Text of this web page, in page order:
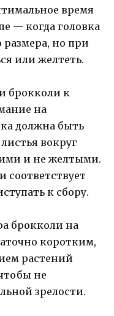
время
— когда головка
размера, но при
или желтеть.
брокколи к
на
должна быть
вокруг
и не желтыми.
к сбору.
брокколи на
коротким,
растений
не
зрелости.